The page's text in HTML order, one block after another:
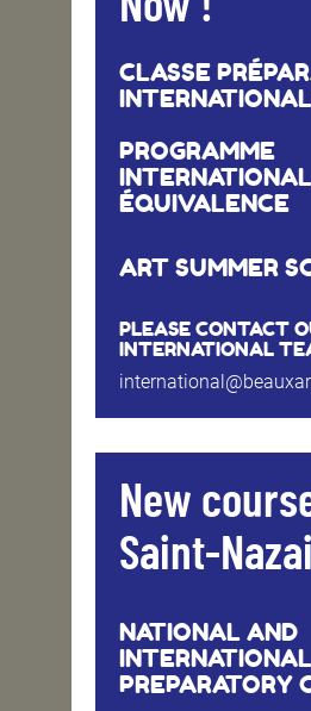
CLASSE
PROGRAMME
INTERNATIONAL
ÉQUIVALENCE
ART SUMMER
PLEASE CONTACT
INTERNATIONAL
New
Saint-
NATIONAL AND
INTERNATIONAL
PREPARATORY